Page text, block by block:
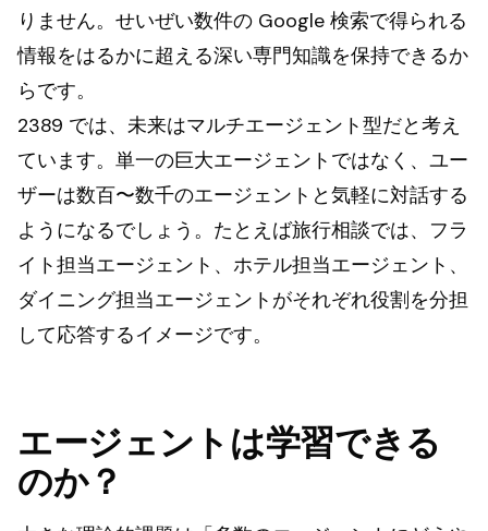
りません。せいぜい数件の Google 検索で得られる
情報をはるかに超える深い専門知識を保持できるか
らです。
2389 では、未来はマルチエージェント型だと考え
ています。単一の巨大エージェントではなく、ユー
ザーは数百〜数千のエージェントと気軽に対話する
ようになるでしょう。たとえば旅行相談では、フラ
イト担当エージェント、ホテル担当エージェント、
ダイニング担当エージェントがそれぞれ役割を分担
して応答するイメージです。
エージェントは学習できる
のか？